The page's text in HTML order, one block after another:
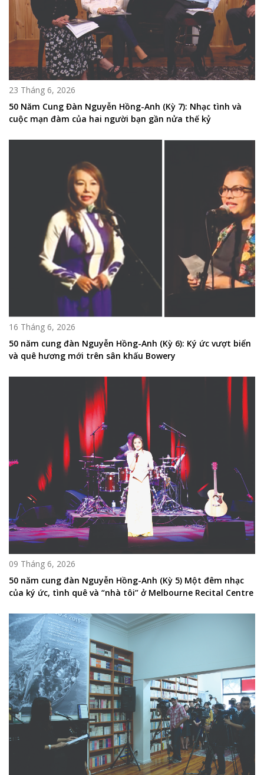
23 Tháng 6, 2026
50 Năm Cung Đàn Nguyễn Hồng-Anh (Kỳ 7): Nhạc tình và
cuộc mạn đàm của hai người bạn gần nửa thế kỷ
16 Tháng 6, 2026
50 năm cung đàn Nguyễn Hồng-Anh (Kỳ 6): Ký ức vượt biển
và quê hương mới trên sân khấu Bowery
09 Tháng 6, 2026
50 năm cung đàn Nguyễn Hồng-Anh (Kỳ 5) Một đêm nhạc
của ký ức, tình quê và “nhà tôi” ở Melbourne Recital Centre